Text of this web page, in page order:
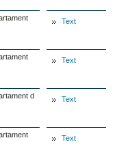
Text
Text
d
Text
Text